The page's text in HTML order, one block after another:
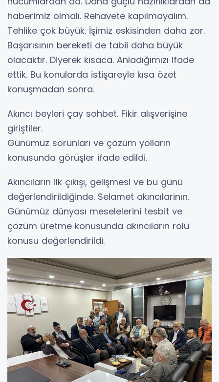
haberimiz olmalı. Rehavete kapılmayalım.
Tehlike çok büyük. İşimiz eskisinden daha zor.
Başarısının bereketi de tabii daha büyük
olacaktır. Diyerek kısaca. Anladığımızı ifade
ettik. Bu konularda istişareyle kısa özet
konuşmadan sonra.
Akıncı beyleri çay sohbet. Fikir alışverişine
giriştiler.
Günümüz sorunları ve çözüm yolların
konusunda görüşler ifade edildi.
Akıncıların ilk çıkışı, gelişmesi ve bu günü
değerlendirildiğinde. Selamet akıncılarinın.
Günümüz dünyası meselelerini tesbit ve
çözüm üretme konusunda akıncıların rolü
konusu değerlendirildi.